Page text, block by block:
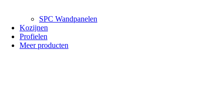
SPC Wandpanelen
Kozijnen
Profielen
Meer producten